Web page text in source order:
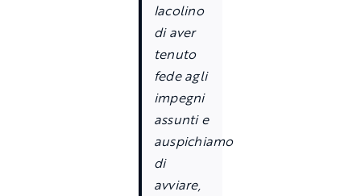
Iacolino
di aver
tenuto
fede agli
impegni
assunti e
auspichiamo
di
avviare,